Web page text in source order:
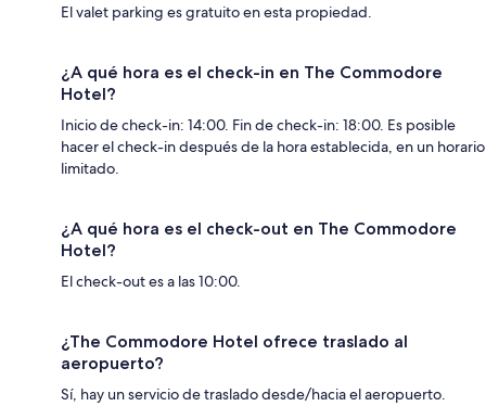
El valet parking es gratuito en esta propiedad.
¿A qué hora es el check-in en The Commodore
Hotel?
Inicio de check-in: 14:00. Fin de check-in: 18:00. Es posible
hacer el check-in después de la hora establecida, en un horario
limitado.
¿A qué hora es el check-out en The Commodore
Hotel?
El check-out es a las 10:00.
¿The Commodore Hotel ofrece traslado al
aeropuerto?
Sí, hay un servicio de traslado desde/hacia el aeropuerto.